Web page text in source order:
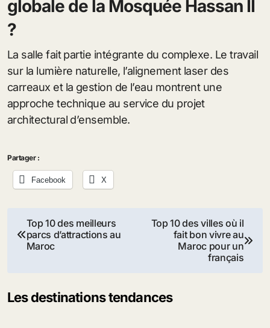
globale de la Mosquée Hassan II
?
La salle fait partie intégrante du complexe. Le travail
sur la lumière naturelle, l’alignement laser des
carreaux et la gestion de l’eau montrent une
approche technique au service du projet
architectural d’ensemble.
Partager :
Facebook X
Navigation
de
Top 10 des meilleurs
parcs d’attractions au
Maroc
Top 10 des villes où il
fait bon vivre au
Maroc pour un
français
Les destinations tendances